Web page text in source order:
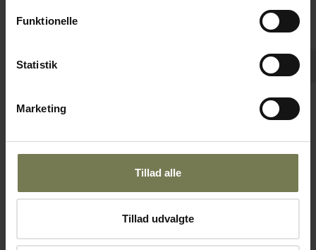
Funktionelle
Statistik
Marketing
Tillad alle
Tillad udvalgte
Figgjo Premium Stoneware Tilt flad
cm
Varenr: 10801020
72,00 kr./stk.
På lager